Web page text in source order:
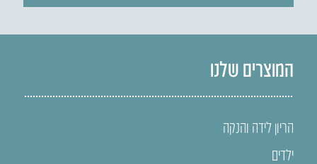
המוצרים שלנו
הריון לידה והנקה
ילדים